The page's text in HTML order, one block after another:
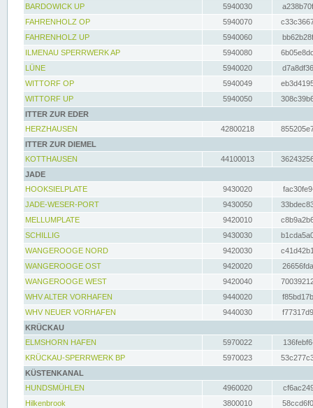
BARDOWICK UP
5940030
FAHRENHOLZ OP
5940070
FAHRENHOLZ UP
5940060
ILMENAU SPERRWERK AP
5940080
LÜNE
5940020
WITTORF OP
5940049
WITTORF UP
5940050
ITTER ZUR EDER
HERZHAUSEN
42800218
ITTER ZUR DIEMEL
KOTTHAUSEN
44100013
JADE
HOOKSIELPLATE
9430020
JADE-WESER-PORT
9430050
MELLUMPLATE
9420010
SCHILLIG
9430030
WANGEROOGE NORD
9420030
WANGEROOGE OST
9420020
WANGEROOGE WEST
9420040
WHV ALTER VORHAFEN
9440020
WHV NEUER VORHAFEN
9440030
KRÜCKAU
ELMSHORN HAFEN
5970022
KRÜCKAU-SPERRWERK BP
5970023
KÜSTENKANAL
HUNDSMÜHLEN
4960020
Hilkenbrook
3800010